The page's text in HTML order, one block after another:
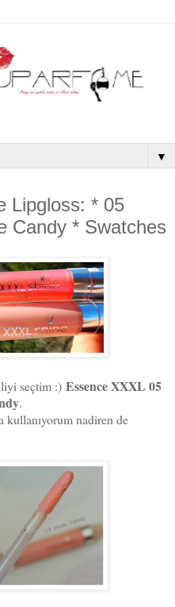
▼
Lipgloss: * 05
Candy * Swatches
seçtim :) Essence XXXL 05
.
kullanıyorum nadiren de